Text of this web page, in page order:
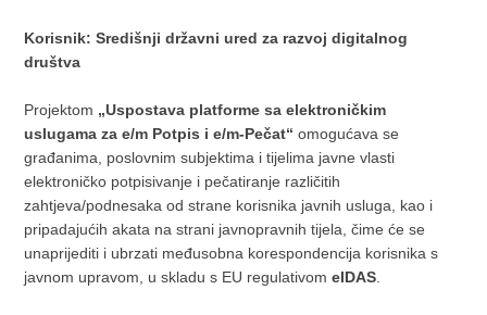
Korisnik: Središnji državni ured za razvoj digitalnog
društva
Projektom „Uspostava platforme sa elektroničkim
uslugama za e/m Potpis i e/m-Pečat“ omogućava se
građanima, poslovnim subjektima i tijelima javne vlasti
elektroničko potpisivanje i pečatiranje različitih
zahtjeva/podnesaka od strane korisnika javnih usluga, kao i
pripadajućih akata na strani javnopravnih tijela, čime će se
unaprijediti i ubrzati međusobna korespondencija korisnika s
javnom upravom, u skladu s EU regulativomeIDAS